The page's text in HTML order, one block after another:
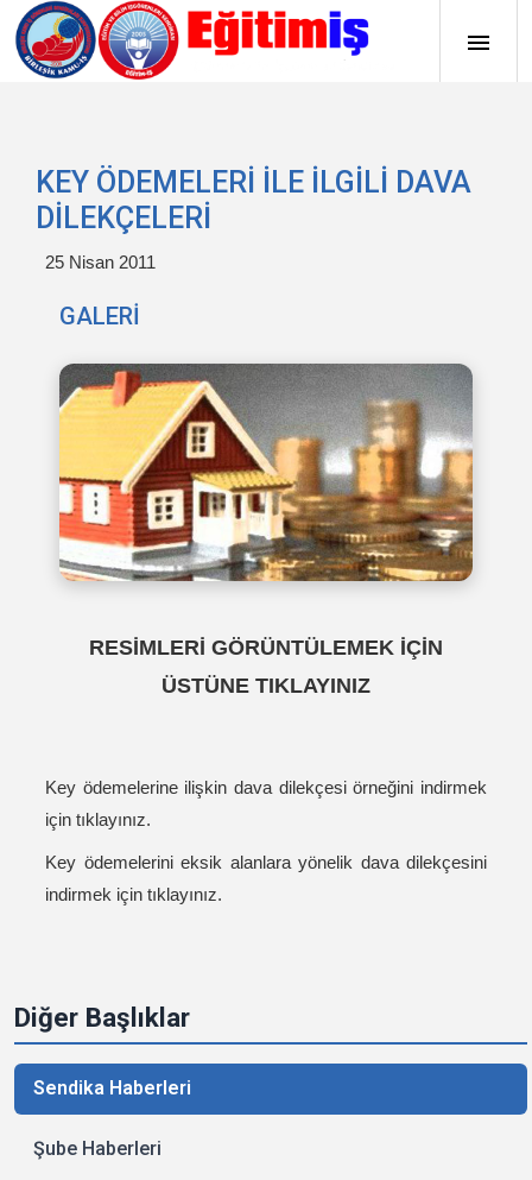
Diğer Başlıklar
Sendika Haberleri
Şube Haberleri
KEY ÖDEMELERİ İLE İLGİLİ DAVA
DİLEKÇELERİ
25 Nisan 2011
GALERİ
RESİMLERİ GÖRÜNTÜLEMEK İÇİN
ÜSTÜNE TIKLAYINIZ
Key ödemelerine ilişkin dava dilekçesi örneğini indirmek
için tıklayınız.
Key ödemelerini eksik alanlara yönelik dava dilekçesini
indirmek için tıklayınız.